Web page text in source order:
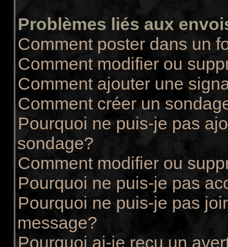
Problèmes liés aux
Comment poster dans un
Comment modifier ou
Comment ajouter une
Comment créer un
Pourquoi ne puis-je pas
sondage?
Comment modifier ou
Pourquoi ne puis-je pas
Pourquoi ne puis-je pas
message?
Pourquoi ai-je reçu un